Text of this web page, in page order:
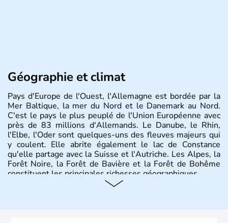
Géographie et climat
Pays d'Europe de l'Ouest, l'Allemagne est bordée par la
Mer Baltique, la mer du Nord et le Danemark au Nord.
C'est le pays le plus peuplé de l'Union Européenne avec
près de 83 millions d'Allemands. Le Danube, le Rhin,
l'Elbe, l'Oder sont quelques-uns des fleuves majeurs qui
y coulent. Elle abrite également le lac de Constance
qu'elle partage avec la Suisse et l'Autriche. Les Alpes, la
Forêt Noire, la Forêt de Bavière et la Forêt de Bohême
constituent les principales richesses géographiques.